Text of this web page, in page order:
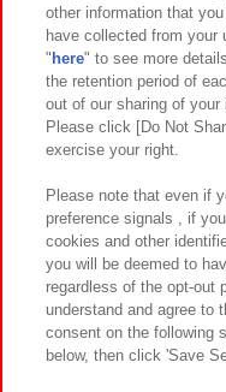
関連会社 サス
プライバシーポリシー
お取引先さまとと
カスタマーハラスメント対
other information that
have collected from
" here" to see more
the retention period of
out of our sharing of
Please click [Do Not
exercise your right.
Please note that even if
preference signals , if
cookies and other
you will be deemed to
regardless of the opt-out
understand and agree to
consent on the following
below, then click 'Save